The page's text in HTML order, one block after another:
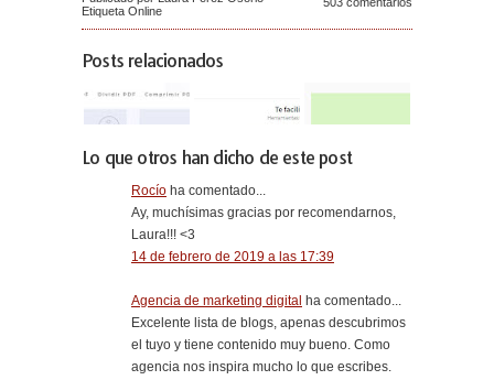
Etiqueta Online
Posts relacionados
Lo que otros han dicho de este post
Rocío ha comentado...
Ay, muchísimas gracias por recomendarnos,
Laura!!! <3
14 de febrero de 2019 a las 17:39
Agencia de marketing digital ha comentado...
Excelente lista de blogs, apenas descubrimos
el tuyo y tiene contenido muy bueno. Como
agencia nos inspira mucho lo que escribes.